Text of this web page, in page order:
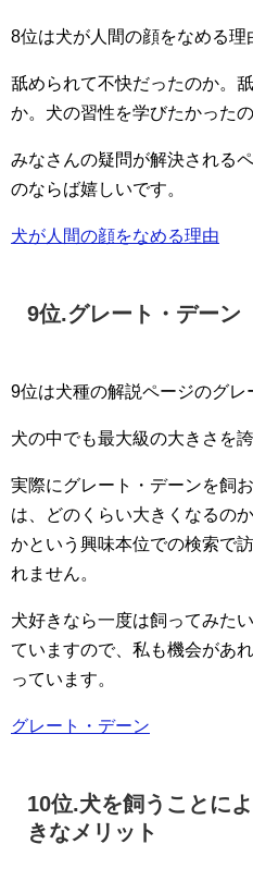
8位は犬が人間の顔をなめる理
舐められて不快だったのか。
か。犬の習性を学びたかったの
みなさんの疑問が解決される
のならば嬉しいです。
犬が人間の顔をなめる理由
9位.グレート・デーン
9位は犬種の解説ページのグレ
犬の中でも最大級の大きさを
実際にグレート・デーンを飼
は、どのくらい大きくなるの
かという興味本位での検索で
れません。
犬好きなら一度は飼ってみた
ていますので、私も機会があ
っています。
グレート・デーン
10位.犬を飼うことに
きなメリット